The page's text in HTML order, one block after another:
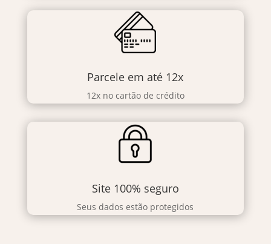
Parcele em até 12x
12x no cartão de crédito
Site 100% seguro
Seus dados estão protegidos